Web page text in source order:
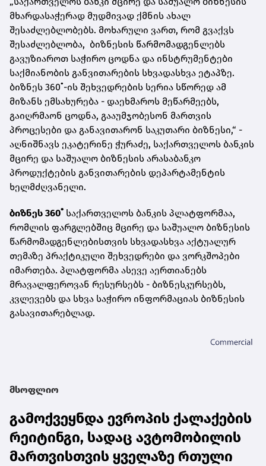
მხარდასაჭერად მუდმივად ქმნის ახალ
შესაძლებლობებს. მოხარული ვართ, რომ გვაქვს
შესაძლებლობა, ბიზნესის წარმომადგენლებს
გავუზიაროთ საჭირო ცოდნა და ინსტრუმენტები
საქმიანობის განვითარების სხვადასხვა ეტაპზე.
ბიზნეს 360˚-ის შეხვედრების სერია სწორედ ამ
მიზანს ემსახურება - დაეხმაროს მეწარმეებს,
გაიღრმაონ ცოდნა, გააუმჯობესონ მართვის
პროცესები და განავითარონ საკუთარი ბიზნესი,“ -
აღნიშნავს ეკატერინე ჭურაძე, საქართველოს ბანკის
მცირე და საშუალო ბიზნესის არასაბანკო
პროდუქტების განვითარების დეპარტამენტის
ხელმძღვანელი.
ბიზნეს 360˚ საქართველოს ბანკის პლატფორმაა,
რომლის ფარგლებშიც მცირე და საშუალო ბიზნესის
წარმომადგენლებისთვის სხვადასხვა აქტუალურ
თემაზე პრაქტიკული შეხვედრები და ვორკშოპები
იმართება. პლატფორმა ასევე აერთიანებს
მრავალფეროვან რესურსებს - ბიზნესკურსებს,
კვლევებს და სხვა საჭირო ინფორმაციას ბიზნესის
გასავითარებლად.
მსოფლიო
გამოქვეყნდა ევროპის ქალაქების
რეიტინგი, სადაც ავტომობილის
მართვისთვის ყველაზე რთული